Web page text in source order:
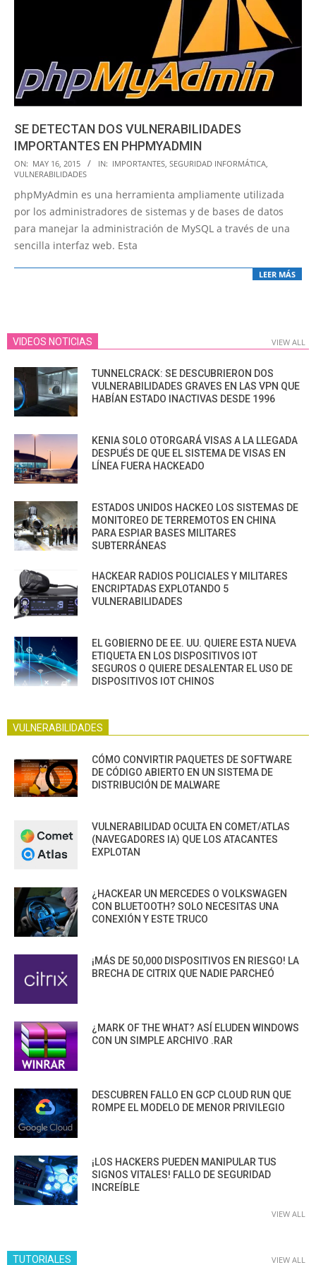
SE DETECTAN DOS VULNERABILIDADES
IMPORTANTES EN PHPMYADMIN
2015-
05-
16
ON: MAY 16, 2015 IN: IMPORTANTES SEGURIDAD INFORMÁTICA
VULNERABILIDADES
phpMyAdmin es una herramienta ampliamente utilizada
por los administradores de sistemas y de bases de datos
para manejar la administración de MySQL a través de una
sencilla interfaz web. Esta
LEER MÁS
VIDEOS NOTICIAS VIEW ALL
TUNNELCRACK: SE DESCUBRIERON DOS
VULNERABILIDADES GRAVES EN LAS VPN QUE
HABÍAN ESTADO INACTIVAS DESDE 1996
KENIA SOLO OTORGARÁ VISAS A LA LLEGADA
DESPUÉS DE QUE EL SISTEMA DE VISAS EN
LÍNEA FUERA HACKEADO
ESTADOS UNIDOS HACKEO LOS SISTEMAS DE
MONITOREO DE TERREMOTOS EN CHINA
PARA ESPIAR BASES MILITARES
SUBTERRÁNEAS
HACKEAR RADIOS POLICIALES Y MILITARES
ENCRIPTADAS EXPLOTANDO 5
VULNERABILIDADES
EL GOBIERNO DE EE. UU. QUIERE ESTA NUEVA
ETIQUETA EN LOS DISPOSITIVOS IOT
SEGUROS O QUIERE DESALENTAR EL USO DE
DISPOSITIVOS IOT CHINOS
VULNERABILIDADES
CÓMO CONVIRTIR PAQUETES DE SOFTWARE
DE CÓDIGO ABIERTO EN UN SISTEMA DE
DISTRIBUCIÓN DE MALWARE
VULNERABILIDAD OCULTA EN COMET/ATLAS
(NAVEGADORES IA) QUE LOS ATACANTES
EXPLOTAN
¿HACKEAR UN MERCEDES O VOLKSWAGEN
CON BLUETOOTH? SOLO NECESITAS UNA
CONEXIÓN Y ESTE TRUCO
¡MÁS DE 50,000 DISPOSITIVOS EN RIESGO! LA
BRECHA DE CITRIX QUE NADIE PARCHEÓ
¿MARK OF THE WHAT? ASÍ ELUDEN WINDOWS
CON UN SIMPLE ARCHIVO .RAR
DESCUBREN FALLO EN GCP CLOUD RUN QUE
ROMPE EL MODELO DE MENOR PRIVILEGIO
¡LOS HACKERS PUEDEN MANIPULAR TUS
SIGNOS VITALES! FALLO DE SEGURIDAD
INCREÍBLE
VIEW ALL
TUTORIALES VIEW ALL